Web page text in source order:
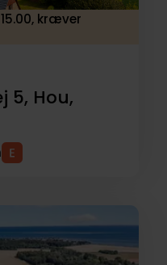
kræver
5, Hou,